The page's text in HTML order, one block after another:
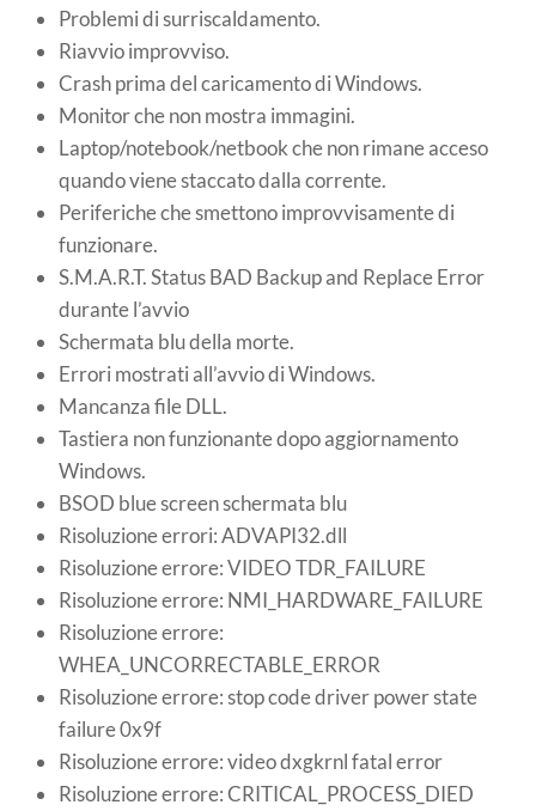
Problemi di surriscaldamento.
Riavvio improvviso.
Crash prima del caricamento di Windows.
Monitor che non mostra immagini.
Laptop/notebook/netbook che non rimane acceso
quando viene staccato dalla corrente.
Periferiche che smettono improvvisamente di
funzionare.
S.M.A.R.T. Status BAD Backup and Replace Error
durante l’avvio
Schermata blu della morte.
Errori mostrati all’avvio di Windows.
Mancanza file DLL.
Tastiera non funzionante dopo aggiornamento
Windows.
BSOD blue screen schermata blu
Risoluzione errori: ADVAPI32.dll
Risoluzione errore: VIDEO TDR_FAILURE
Risoluzione errore: NMI_HARDWARE_FAILURE
Risoluzione errore:
WHEA_UNCORRECTABLE_ERROR
Risoluzione errore: stop code driver power state
failure 0x9f
Risoluzione errore: video dxgkrnl fatal error
Risoluzione errore: CRITICAL_PROCESS_DIED